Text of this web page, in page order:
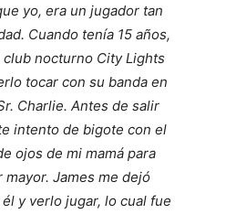
yo, era un jugador tan
Cuando tenía 15 años,
nocturno City Lights
tocar con su banda en
Charlie. Antes de salir
intento de bigote con el
ojos de mi mamá para
James me dejó
y verlo jugar, lo cual fue